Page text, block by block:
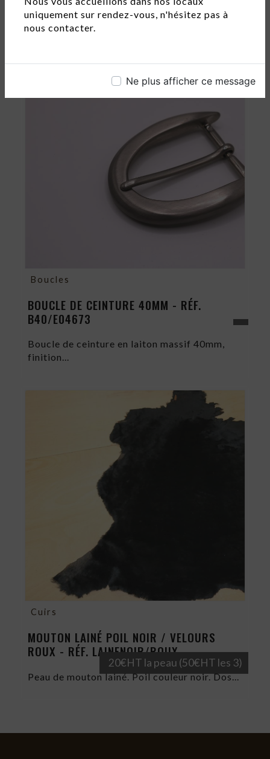
uniquement sur rendez-vous, n'hésitez pas à
nous contacter.
Ne plus afficher ce message
Lanières cuir pour bracelets et poignées...
Boucles
BOUCLE DE CEINTURE 40MM - RÉF.
B40/E04673
Boucle de ceinture en laiton massif 40mm,
finition...
Cuirs
MOUTON LAINÉ POIL NOIR / VELOURS
ROUX - RÉF. LAINENOIR/ROUX
20€HT la peau (50€HT les 3)
Peau de mouton lainé. Poil couleur noir. Dos...